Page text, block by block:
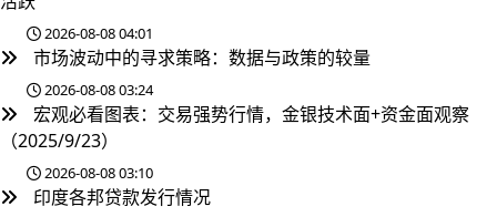
2026-08-08 04:01
市场波动中的寻求策略：数据与政策的较量
2026-08-08 03:24
宏观必看图表：交易强势行情，金银技术面+资金面观察
（2025/9/23）
2026-08-08 03:10
印度各邦贷款发行情况